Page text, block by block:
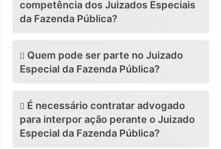
competência dos Juizados Especiais
da Fazenda Pública?
Quem pode ser parte no Juizado
Especial da Fazenda Pública?
É necessário contratar advogado
para interpor ação perante o Juizado
Especial da Fazenda Pública?